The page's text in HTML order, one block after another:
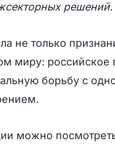
решений.
не только
миру: российское
борьбу с
можно